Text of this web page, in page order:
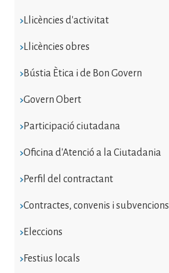
Llicències d'activitat
Llicències obres
Bústia Ètica i de Bon Govern
Govern Obert
Participació ciutadana
Oficina d'Atenció a la Ciutadania
Perfil del contractant
Contractes, convenis i subvencions
Eleccions
Festius locals